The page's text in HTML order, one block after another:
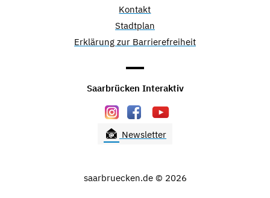
Kontakt
Stadtplan
Erklärung zur Barrierefreiheit
Saarbrücken Interaktiv
Newsletter
saarbruecken.de © 2026